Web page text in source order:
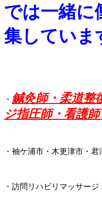
では一緒に
集していま
・ 鍼灸師・柔道整
ジ指圧師・看護
・袖ケ浦市・木更津市・
・訪問リハビリマッサージ